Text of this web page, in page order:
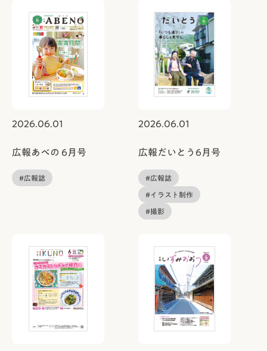
2026.06.01
広報あべの 6月号
#広報誌
2026.06.01
広報だいとう6月号
#広報誌
#イラスト制作
#撮影